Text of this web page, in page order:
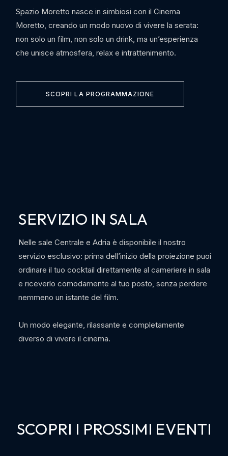
Spazio Moretto nasce in simbiosi con il Cinema
Moretto, creando un modo nuovo di vivere la serata:
non solo un film, non solo un drink, ma un’esperienza
che unisce atmosfera, relax e intrattenimento.
SCOPRI LA PROGRAMMAZIONE
SERVIZIO IN SALA
Nelle sale Centrale e Adria è disponibile il nostro
servizio esclusivo: prima dell’inizio della proiezione puoi
ordinare il tuo cocktail direttamente al cameriere in sala
e riceverlo comodamente al tuo posto, senza perdere
nemmeno un istante del film.
Un modo elegante, rilassante e completamente
diverso di vivere il cinema.
SCOPRI I PROSSIMI EVENTI